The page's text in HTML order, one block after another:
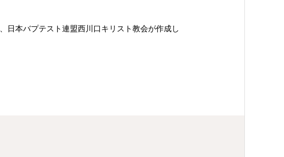
本バプテスト連盟西川口キリスト教会が作成し